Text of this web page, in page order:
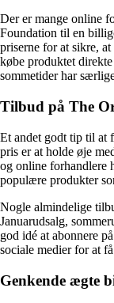
Der er mange online
Foundation til en
priserne for at sikre,
købe produktet
sommetider har
Tilbud på The
Et andet godt tip til at
pris er at holde øje
og online forhandlere
populære produkter
Nogle almindelige
Januarudsalg,
god idé at abonnere
sociale medier for at
Genkende ægte